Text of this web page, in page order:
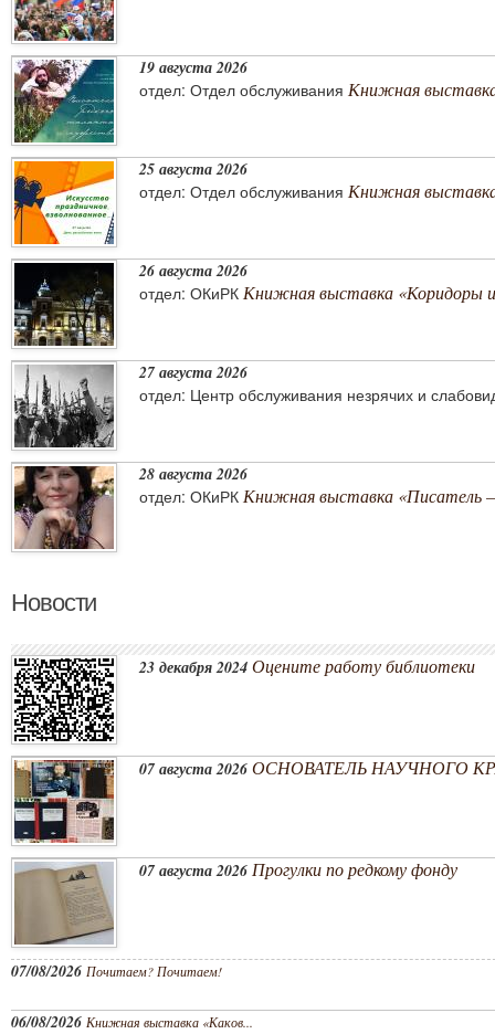
19 августа 2026
отдел: Отдел обслуживания Книжная
25 августа 2026
отдел: Отдел обслуживания Книжная
26 августа 2026
отдел: ОКиРК Книжная выставка «Коридоры
27 августа 2026
отдел: Центр обслуживания незрячих и
28 августа 2026
отдел: ОКиРК Книжная выставка «Писатель
Новости
23 декабря 2024 Оцените работу библиотеки
07 августа 2026 ОСНОВАТЕЛЬ НАУЧНОГО
07 августа 2026 Прогулки по редкому фонду
07/08/2026 Почитаем? Почитаем!
06/08/2026 Книжная выставка «Каков...